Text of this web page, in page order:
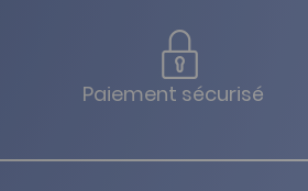
Paiement sécurisé